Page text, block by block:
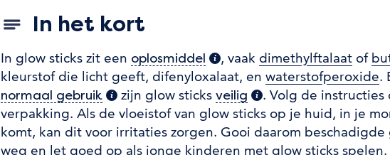
In het kort
In glow sticks zit een oplosmiddel (extra informatie)
, vaak dimethylftalaat of
kleurstof die licht geeft, difenyloxalaat, en waterstofperoxide.
normaal gebruik (extra informatie)
zijn glow sticks veilig (extra informatie)
. Volg de instructies
verpakking. Als de vloeistof van glow sticks op je huid, in je
komt, kan dit voor irritaties zorgen. Gooi daarom
weg en let goed op als jonge kinderen met glow sticks spelen.